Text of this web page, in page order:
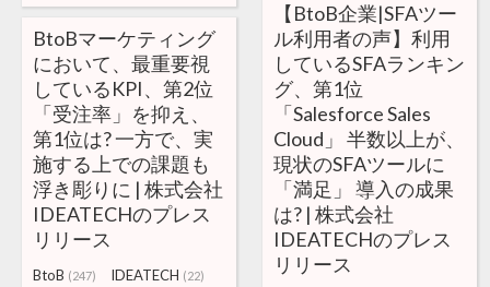
【BtoB企業|SFAツー
ル利用者の声】利用
しているSFAランキン
グ、第1位
「Salesforce Sales
Cloud」 半数以上が、
現状のSFAツールに
「満足」 導入の成果
は? | 株式会社
IDEATECHのプレス
リリース
BtoBマーケティング
において、最重要視
しているKPI、第2位
「受注率」を抑え、
第1位は? 一方で、実
施する上での課題も
浮き彫りに | 株式会社
IDEATECHのプレス
リリース
BtoB (247) IDEATECH (22)